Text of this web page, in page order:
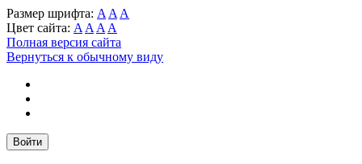
Размер шрифта: A A A
Цвет сайта: A A A A
Полная версия сайта
Вернуться к обычному виду
Войти